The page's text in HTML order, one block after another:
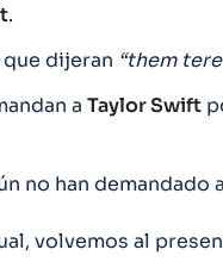
.
dijeran “them
a Taylor Swift
no han demandado a
volvemos al